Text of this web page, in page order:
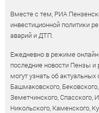
Вместе с тем, РИА
инвестиционной политики
аварий и ДТП.
Ежедневно в режиме
последние новости Пензы и
могут узнать об
Башмаковского,
Земетчинского, Спасского,
Никольского, Каменского,